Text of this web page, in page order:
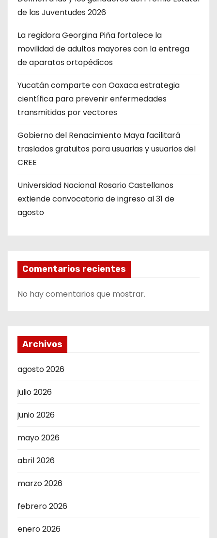
de las Juventudes 2026
La regidora Georgina Piña fortalece la
movilidad de adultos mayores con la entrega
de aparatos ortopédicos
Yucatán comparte con Oaxaca estrategia
científica para prevenir enfermedades
transmitidas por vectores
Gobierno del Renacimiento Maya facilitará
traslados gratuitos para usuarias y usuarios del
CREE
Universidad Nacional Rosario Castellanos
extiende convocatoria de ingreso al 31 de
agosto
Comentarios recientes
No hay comentarios que mostrar.
Archivos
agosto 2026
julio 2026
junio 2026
mayo 2026
abril 2026
marzo 2026
febrero 2026
enero 2026